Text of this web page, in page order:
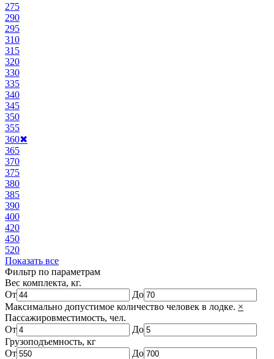
275
290
295
310
315
320
330
335
340
345
350
355
360✖
365
370
375
380
385
390
400
420
450
520
Показать все
Фильтр по параметрам
Вес комплекта, кг.
От
До
Максимально допустимое количество человек в лодке. ×
Пассажировместимость, чел.
От
До
Грузоподъемность, кг
От
До